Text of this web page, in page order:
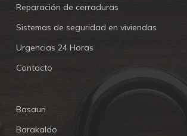
Reparación de cerraduras
Sistemas de seguridad en viviendas
Urgencias 24 Horas
Contacto
Basauri
Barakaldo